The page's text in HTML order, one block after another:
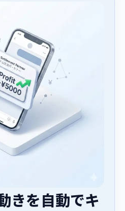
きを自動でキ